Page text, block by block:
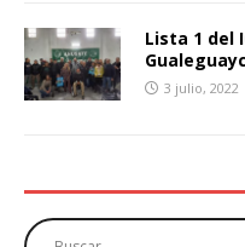
Lista 1 del
3 julio, 2022